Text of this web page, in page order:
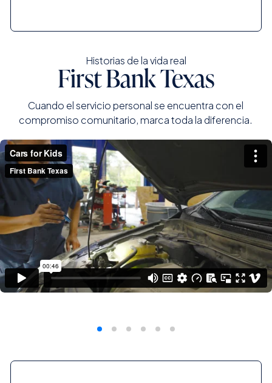
Historias de la vida real
First Bank Texas
Cuando el servicio personal se encuentra con el
compromiso comunitario, marca toda la diferencia.